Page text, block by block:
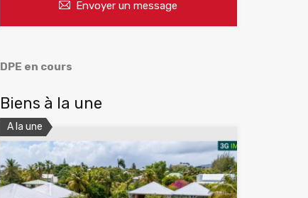
Envoyer un message
DPE en cours
Biens à la une
A la une